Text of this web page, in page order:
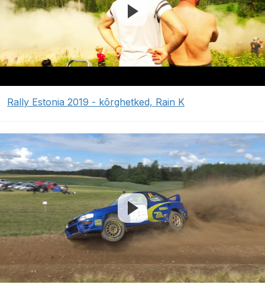
Rally Estonia 2019 - kõrghetked, Rain K